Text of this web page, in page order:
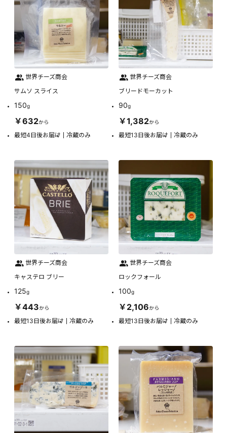
世界チーズ商会
サムソ スライス
150g
￥632から
最短4日後お届け 冷蔵のみ
世界チーズ商会
ブリードモーカット
90g
￥1,382から
最短13日後お届け 冷蔵のみ
世界チーズ商会
キャステロ ブリー
125g
￥443から
最短13日後お届け 冷蔵のみ
世界チーズ商会
ロックフォール
100g
￥2,106から
最短13日後お届け 冷蔵のみ